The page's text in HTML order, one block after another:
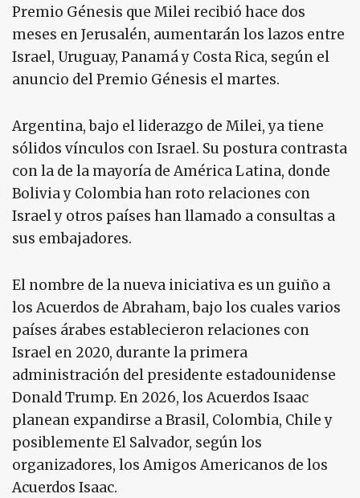
Premio Génesis que Milei recibió hace dos
meses en Jerusalén, aumentarán los lazos entre
Israel, Uruguay, Panamá y Costa Rica, según el
anuncio del Premio Génesis el martes.
Argentina, bajo el liderazgo de Milei, ya tiene
sólidos vínculos con Israel. Su postura contrasta
con la de la mayoría de América Latina, donde
Bolivia y Colombia han roto relaciones con
Israel y otros países han llamado a consultas a
sus embajadores.
El nombre de la nueva iniciativa es un guiño a
los Acuerdos de Abraham, bajo los cuales varios
países árabes establecieron relaciones con
Israel en 2020, durante la primera
administración del presidente estadounidense
Donald Trump. En 2026, los Acuerdos Isaac
planean expandirse a Brasil, Colombia, Chile y
posiblemente El Salvador, según los
organizadores, los Amigos Americanos de los
Acuerdos Isaac.